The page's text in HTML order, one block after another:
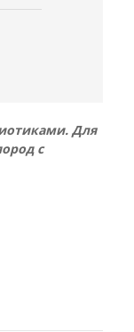
Для
с